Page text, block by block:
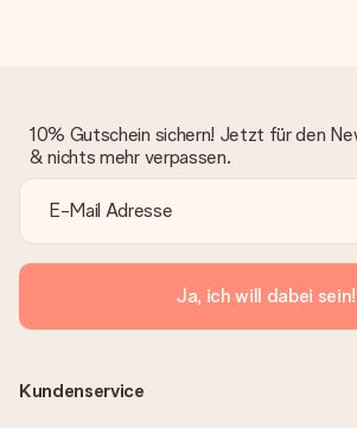
10% Gutschein sichern! Jetzt für den
& nichts mehr verpassen.
Ja, ich will dabei sein!
Kundenservice